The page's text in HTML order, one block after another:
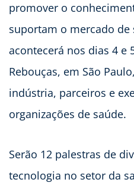
promover o
suportam o mercado de
acontecerá nos dias 4 e
Rebouças, em São
indústria, parceiros e
organizações de saúde.
Serão 12 palestras de
tecnologia no setor da